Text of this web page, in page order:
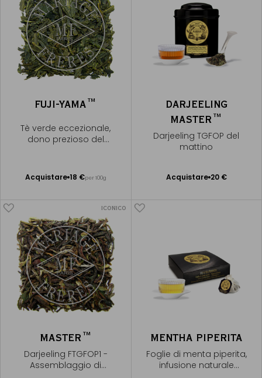
FUJI-YAMA™
Tè verde eccezionale,
dono prezioso del
Acquistare 18 €per 100g
Aggiungere
DARJEELING
MASTER™
Darjeeling TGFOP del
mattino
Acquistare 20 €
Aggiungere
ICONICO
MASTER™
Darjeeling FTGFOP1 -
Assemblaggio di
MENTHA PIPERITA
Foglie di menta piperita,
infusione naturale